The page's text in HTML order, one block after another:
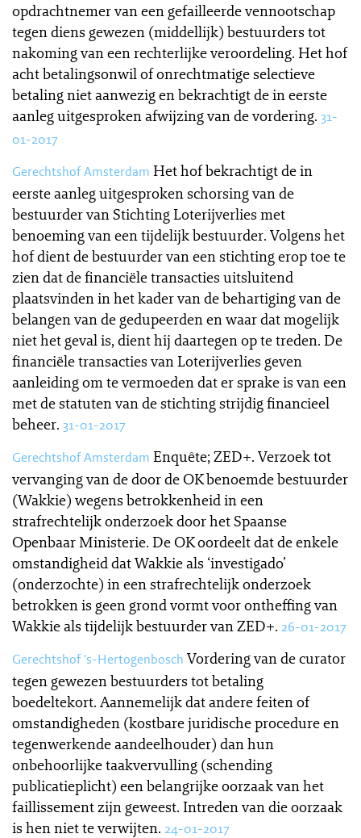
opdrachtnemer van een gefailleerde vennootschap
tegen diens gewezen (middellijk) bestuurders tot
nakoming van een rechterlijke veroordeling. Het hof
acht betalingsonwil of onrechtmatige selectieve
betaling niet aanwezig en bekrachtigt de in eerste
aanleg uitgesproken afwijzing van de vordering. 31-
01-2017
Gerechtshof Amsterdam Het hof bekrachtigt de in
eerste aanleg uitgesproken schorsing van de
bestuurder van Stichting Loterijverlies met
benoeming van een tijdelijk bestuurder. Volgens het
hof dient de bestuurder van een stichting erop toe te
zien dat de financiële transacties uitsluitend
plaatsvinden in het kader van de behartiging van de
belangen van de gedupeerden en waar dat mogelijk
niet het geval is, dient hij daartegen op te treden. De
financiële transacties van Loterijverlies geven
aanleiding om te vermoeden dat er sprake is van een
met de statuten van de stichting strijdig financieel
beheer. 31-01-2017
Gerechtshof Amsterdam Enquête; ZED+. Verzoek tot
vervanging van de door de OK benoemde bestuurder
(Wakkie) wegens betrokkenheid in een
strafrechtelijk onderzoek door het Spaanse
Openbaar Ministerie. De OK oordeelt dat de enkele
omstandigheid dat Wakkie als ‘investigado’
(onderzochte) in een strafrechtelijk onderzoek
betrokken is geen grond vormt voor ontheffing van
Wakkie als tijdelijk bestuurder van ZED+. 26-01-2017
Gerechtshof 's-Hertogenbosch Vordering van de curator
tegen gewezen bestuurders tot betaling
boedeltekort. Aannemelijk dat andere feiten of
omstandigheden (kostbare juridische procedure en
tegenwerkende aandeelhouder) dan hun
onbehoorlijke taakvervulling (schending
publicatieplicht) een belangrijke oorzaak van het
faillissement zijn geweest. Intreden van die oorzaak
is hen niet te verwijten. 24-01-2017